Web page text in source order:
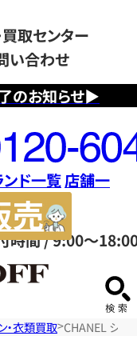
のお知らせ▶
買取センター
い合わせ
時間 / 9:00～
ド一覧店舗一
サ
・衣類買取 CHANEL シャ